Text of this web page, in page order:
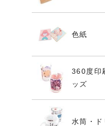
色紙
360度印
ッズ
水筒・ド